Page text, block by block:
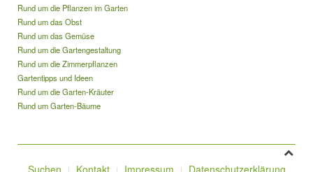
Rund um die Pflanzen im Garten
Rund um das Obst
Rund um das Gemüse
Rund um die Gartengestaltung
Rund um die Zimmerpflanzen
Gartentipps und Ideen
Rund um die Garten-Kräuter
Rund um Garten-Bäume
Suchen Kontakt Impressum Datenschutzerklärung